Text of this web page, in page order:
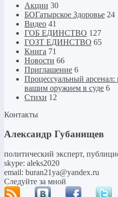
Акции 30
БОГатырское Здоровье 24
Видео 41
ГОБ ЕДИНСТВО 127
ГОЗТ ЕДИНСТВО 65
Книга 71
Новости 66
Приглашение 6
Процессуальный арсенал:
вашим оружием в суде 6
Стихи 12
Контакты
Александр Губанищев
политический эксперт,
skype: aleks2020
email: buran21ya@yandex.ru
Следуйте за мной